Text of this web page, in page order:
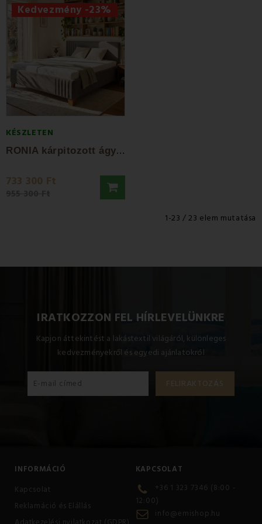
Kedvezmény -23%
KÉSZLETEN
R
ONIA kárpitozott ágy + léces ágykeret +...
733 300 Ft
1-23 / 23 elem mutatása
IRATKOZZON FEL HÍRLEVELÜNKRE
Kapjon áttekintést a lakástextil világáról, különleges
kedvezményekről és egyedi ajánlatokról
INFORMÁCIÓ
Kapcsolat
Reklamáció és Elállás
KAPCSOLAT
+36 1 323 7346 (8:00 -
12:00)
info@emishop.hu